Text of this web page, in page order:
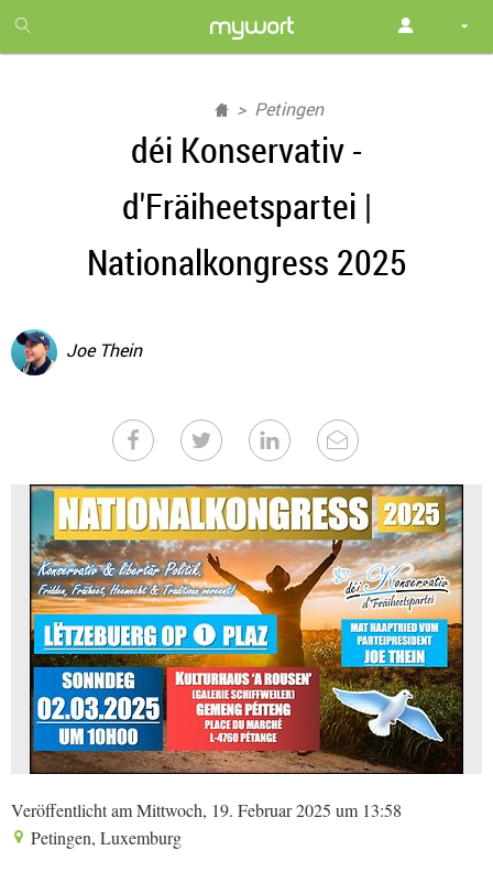
month
free
Petingen
déi Konservativ -
d'Fräiheetspartei |
Nationalkongress 2025
Joe Thein
Veröffentlicht am Mittwoch, 19. Februar 2025 um 13:58
Petingen, Luxemburg